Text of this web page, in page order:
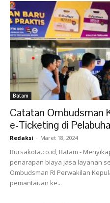
Batam
Catatan Ombudsman
e-Ticketing di
Redaksi - Maret 18, 2024
Bursakota.co.id, Batam -
penarapan biaya jasa layanan
Ombudsman RI Perwakilan
pemantauan ke...